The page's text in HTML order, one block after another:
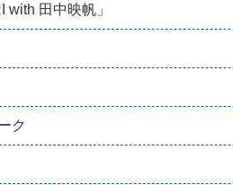
田中映帆」
ク